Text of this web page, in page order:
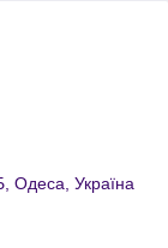
Одеса, Україна